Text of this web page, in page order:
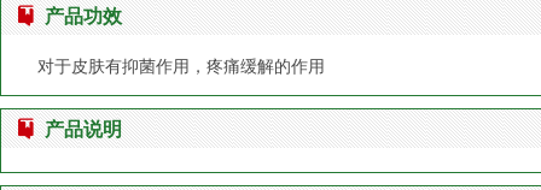
产品功效
对于皮肤有抑菌作用，疼痛缓解的作用
产品说明